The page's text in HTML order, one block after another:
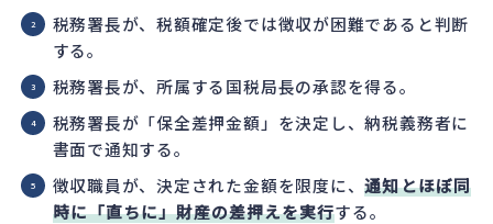
税務署長が、税額確定後では徴収が困難であると判断
する。
税務署長が、所属する国税局長の承認を得る。
税務署長が「保全差押金額」を決定し、納税義務者に
書面で通知する。
徴収職員が、決定された金額を限度に、通知とほぼ同
時に「直ちに」財産の差押えを実行する。